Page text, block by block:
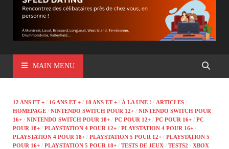
MAIN MENU
12 ANS ET + / 16 ANS ET + / 18 ANS ET + / À LA UNE ! / ARTICLES /
HOMEPAGE / NINTENDO SWITCH POUR 12+ / NINTENDO SWITCH POUR
16+ / NINTENDO SWITCH POUR 18+ / PC POUR 12+ / PC POUR 16+ / PC
POUR 18+ / PLAYSTATION 4 POUR 12+ / PLAYSTATION 4 POUR 16+ /
PLAYSTATION 4 POUR 18+ / PLAYSTATION 5 POUR 12+ / PLAYSTATION 5
POUR 16+ / PLAYSTATION 5 POUR 18+ / TESTS DE JEUX / TESTS2 / XBOX